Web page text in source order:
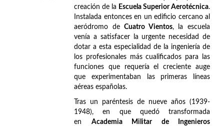
creación de la Escuela Superior Aerotécnica.
Instalada entonces en un edificio cercano al
aeródromo deCuatro Vientos, la escuela
venía a satisfacer la urgente necesidad de
dotar a esta especialidad de la ingeniería de
los profesionales más cualificados para las
funciones que requería el creciente auge
que experimentaban las primeras líneas
aéreas españolas.
Tras un paréntesis de nueve años (1939-
1948), en que quedó transformada
en Academia Militar de Ingenieros